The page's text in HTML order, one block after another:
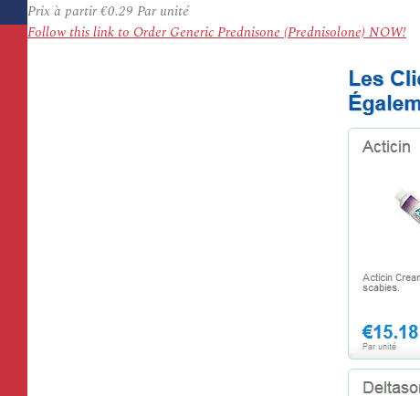
Prix à partir€0.29 Par unité
Follow this link to Order Generic Prednisone (Prednisolone) NOW!